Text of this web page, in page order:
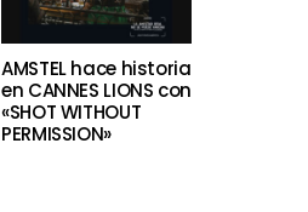
AMSTEL hace historia
en CANNES LIONS con
«SHOT WITHOUT
PERMISSION»